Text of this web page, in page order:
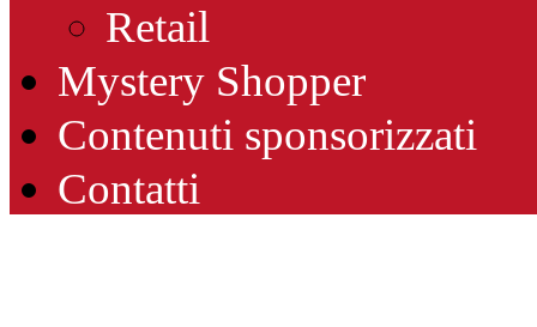
Retail
Mystery Shopper
Contenuti sponsorizzati
Contatti